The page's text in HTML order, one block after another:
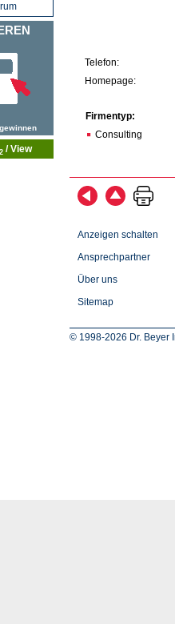
Telefon:
Homepage:
Firmentyp:
Consulting
Anzeigen schalten
Ansprechpartner
Über uns
Sitemap
© 1998-2026 Dr. Beyer
2 / View